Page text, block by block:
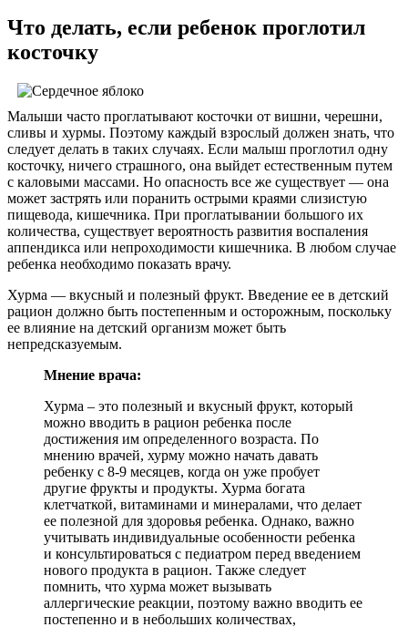
Что делать, если ребенок проглотил
косточку
Малыши часто проглатывают косточки от вишни, черешни,
сливы и хурмы. Поэтому каждый взрослый должен знать, что
следует делать в таких случаях. Если малыш проглотил одну
косточку, ничего страшного, она выйдет естественным путем
с каловыми массами. Но опасность все же существует — она
может застрять или поранить острыми краями слизистую
пищевода, кишечника. При проглатывании большого их
количества, существует вероятность развития воспаления
аппендикса или непроходимости кишечника. В любом случае
ребенка необходимо показать врачу.
Хурма — вкусный и полезный фрукт. Введение ее в детский
рацион должно быть постепенным и осторожным, поскольку
ее влияние на детский организм может быть
непредсказуемым.
Мнение врача:
Хурма – это полезный и вкусный фрукт, который
можно вводить в рацион ребенка после
достижения им определенного возраста. По
мнению врачей, хурму можно начать давать
ребенку с 8-9 месяцев, когда он уже пробует
другие фрукты и продукты. Хурма богата
клетчаткой, витаминами и минералами, что делает
ее полезной для здоровья ребенка. Однако, важно
учитывать индивидуальные особенности ребенка
и консультироваться с педиатром перед введением
нового продукта в рацион. Также следует
помнить, что хурма может вызывать
аллергические реакции, поэтому важно вводить ее
постепенно и в небольших количествах,